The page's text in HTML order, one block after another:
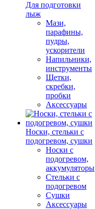
Для подготовки
лыж
Мази,
парафины,
пудры,
ускорители
Напильники,
инструменты
Щетки,
скребки,
пробки
Аксессуары
Носки, стельки с
подогревом, сушки
Носки с
подогревом,
аккумуляторы
Стельки с
подогревом
Сушки
Аксессуары